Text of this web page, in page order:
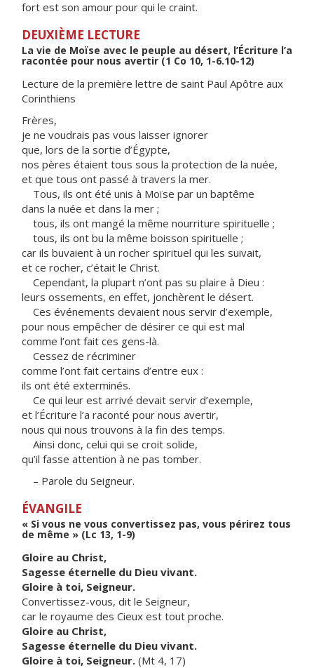
fort est son amour pour qui le craint.
DEUXIÈME LECTURE
La vie de Moïse avec le peuple au désert, l’Écriture l’a
racontée pour nous avertir (1 Co 10, 1-6.10-12)
Lecture de la première lettre de saint Paul Apôtre aux
Corinthiens
Frères,
je ne voudrais pas vous laisser ignorer
que, lors de la sortie d’Égypte,
nos pères étaient tous sous la protection de la nuée,
et que tous ont passé à travers la mer.
Tous, ils ont été unis à Moïse par un baptême
dans la nuée et dans la mer ;
tous, ils ont mangé la même nourriture spirituelle ;
tous, ils ont bu la même boisson spirituelle ;
car ils buvaient à un rocher spirituel qui les suivait,
et ce rocher, c’était le Christ.
Cependant, la plupart n’ont pas su plaire à Dieu :
leurs ossements, en effet, jonchèrent le désert.
Ces événements devaient nous servir d’exemple,
pour nous empêcher de désirer ce qui est mal
comme l’ont fait ces gens-là.
Cessez de récriminer
comme l’ont fait certains d’entre eux :
ils ont été exterminés.
Ce qui leur est arrivé devait servir d’exemple,
et l’Écriture l’a raconté pour nous avertir,
nous qui nous trouvons à la fin des temps.
Ainsi donc, celui qui se croit solide,
qu’il fasse attention à ne pas tomber.
– Parole du Seigneur.
ÉVANGILE
« Si vous ne vous convertissez pas, vous périrez tous
de même » (Lc 13, 1-9)
Gloire au Christ,
Sagesse éternelle du Dieu vivant.
Gloire à toi, Seigneur.
Convertissez-vous, dit le Seigneur,
car le royaume des Cieux est tout proche.
Gloire au Christ,
Sagesse éternelle du Dieu vivant.
Gloire à toi, Seigneur. (Mt 4, 17)